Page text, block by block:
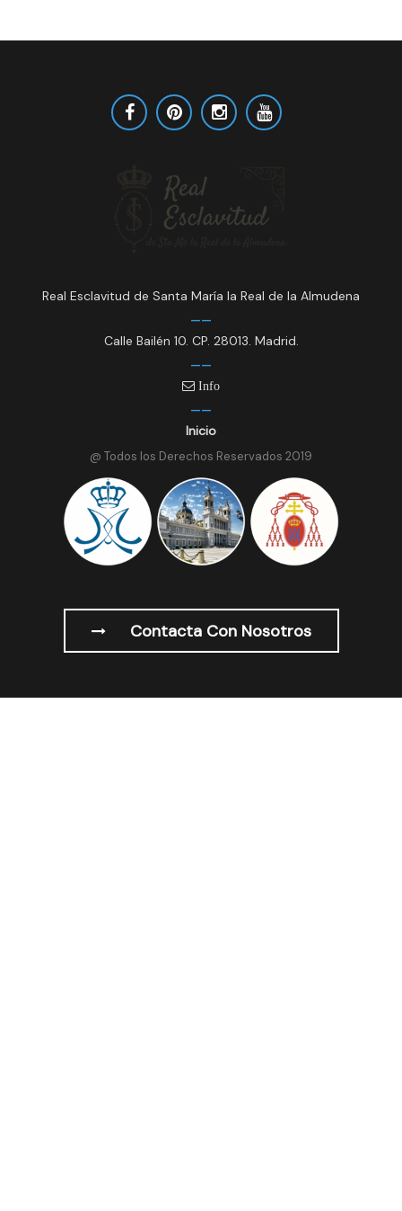
Real Esclavitud de Santa María la Real de la Almudena
Calle Bailén 10. CP. 28013. Madrid.
Info
Inicio
@ Todos los Derechos Reservados 2019
Contacta Con Nosotros